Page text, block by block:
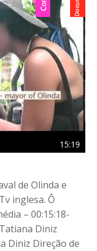
15:19
de Olinda e
inglesa. Ô
– 00:15:18-
Diniz
Diniz Direção de